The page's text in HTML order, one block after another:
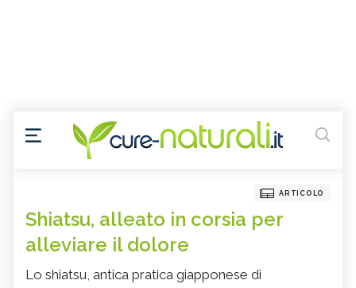
ARTICOLO
Shiatsu, alleato in corsia per
alleviare il dolore
Lo shiatsu, antica pratica giapponese di